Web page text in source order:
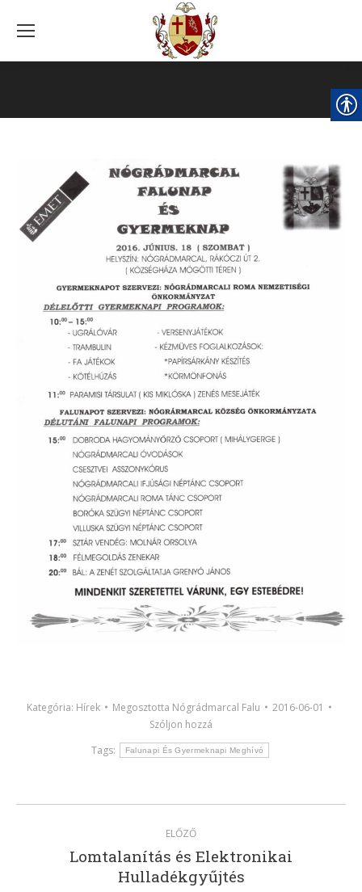
Kategória: Hírek Megosztotta Nógrádmarcal Falu
2016-06-01
Szóljon hozzá
Tags:
Falunapi És Gyermeknapi Meghívó
navigation
ELŐZŐ
Previous
post:
Lomtalanítás és Elektronikai
Hulladékgyűjtés